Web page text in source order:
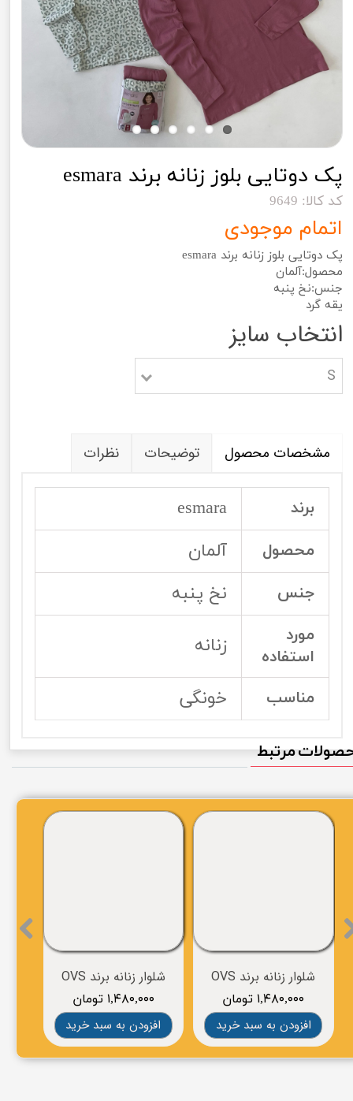
پک دوتایی بلوز زنانه برند esmara
کد کالا: 9649
اتمام موجودی
پک دوتایی بلوز زنانه برند esmara
محصول:آلمان
جنس:نخ پنبه
یقه گرد
انتخاب سایز
S
مشخصات محصول توضیحات نظرات
برند esmara
محصول آلمان
جنس نخ پنبه
مورد
استفاده
زنانه
مناسب خونگی
شلوار زنانه برند OVS
۱,۴۸۰,۰۰۰ تومان
افزودن به سبد خرید
شلوار زنانه برند OVS
۱,۴۸۰,۰۰۰ تومان
افزودن به سبد خرید
مرتبط